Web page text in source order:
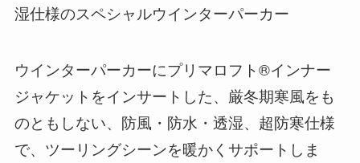
湿仕様のスペシャルウインターパーカー
ウインターパーカーにプリマロフト®インナー
ジャケットをインサートした、厳冬期寒風をも
のともしない、防風・防水・透湿、超防寒仕様
で、ツーリングシーンを暖かくサポートしま